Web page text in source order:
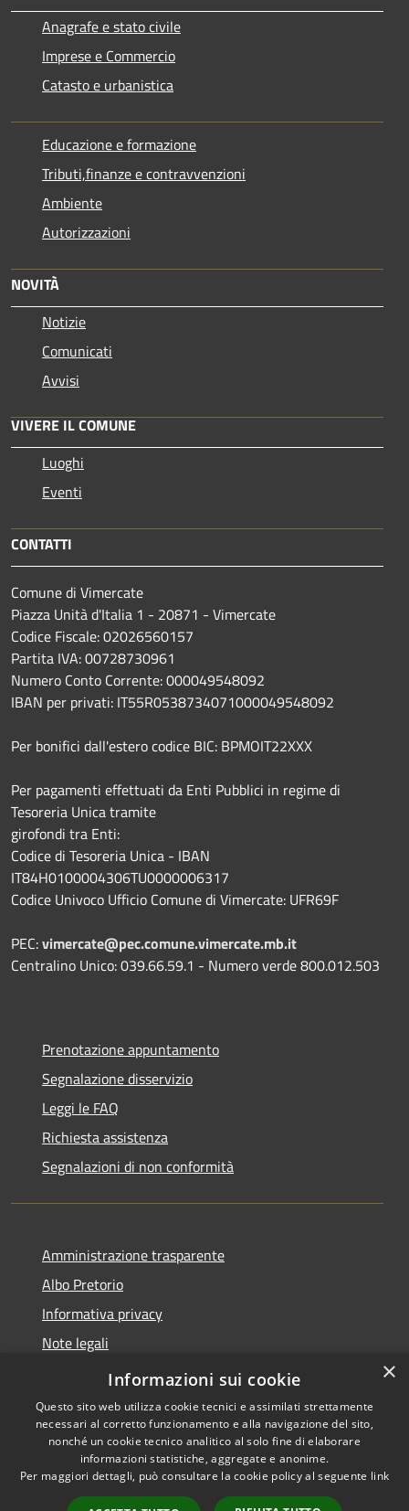
Anagrafe e stato civile
Imprese e Commercio
Catasto e urbanistica
Educazione e formazione
Tributi,finanze e contravvenzioni
Ambiente
Autorizzazioni
NOVITÀ
Notizie
Comunicati
Avvisi
VIVERE IL COMUNE
Luoghi
Eventi
CONTATTI
Comune di Vimercate
Piazza Unità d'Italia 1 - 20871 - Vimercate
Codice Fiscale: 02026560157
Partita IVA: 00728730961
Numero Conto Corrente: 000049548092
IBAN per privati: IT55R0538734071000049548092
Per bonifici dall'estero codice BIC: BPMOIT22XXX
Per pagamenti effettuati da Enti Pubblici in regime di
Tesoreria Unica tramite
girofondi tra Enti:
Codice di Tesoreria Unica - IBAN
IT84H0100004306TU0000006317
Codice Univoco Ufficio Comune di Vimercate: UFR69F
PEC:vimercate@pec.comune.vimercate.mb.it
Centralino Unico: 039.66.59.1 - Numero verde 800.012.503
Prenotazione appuntamento
Segnalazione disservizio
Leggi le FAQ
Richiesta assistenza
Segnalazioni di non conformità
Amministrazione trasparente
Albo Pretorio
Informativa privacy
Note legali
Dichiarazione di accessibilità
Accessibilità
Copyright © 2026 • Città di
Vimercate • Powered by
×
Informazioni sui cookie
Questo sito web utilizza cookie tecnici e assimilati strettamente
necessari al corretto funzionamento e alla navigazione del sito,
nonché un cookie tecnico analitico al solo fine di elaborare
informazioni statistiche, aggregate e anonime.
Per maggiori dettagli, può consultare la cookie policy al seguente link